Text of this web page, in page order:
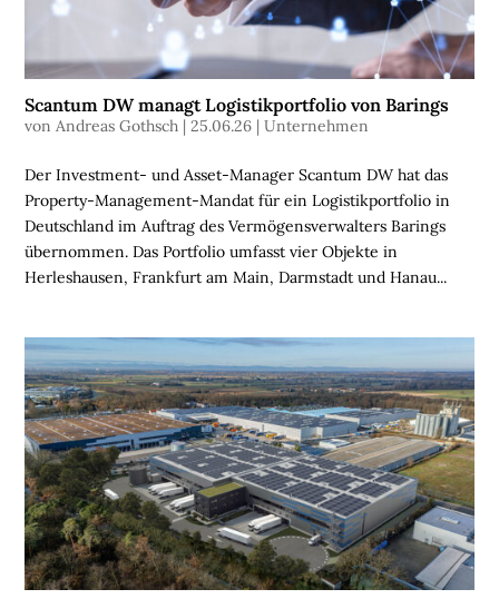
N
S
C
E
N
N
A
H
H
A
L
T
I
G
K
E
I
T
Scantum DW managt Logistikportfolio von Barings
vonAndreas Gothsch |25.06.26 |Unternehmen
Der Investment- und Asset-Manager Scantum DW hat das
Property-Management-Mandat für ein Logistikportfolio in
Deutschland im Auftrag des Vermögensverwalters Barings
übernommen. Das Portfolio umfasst vier Objekte in
Herleshausen, Frankfurt am Main, Darmstadt und Hanau...